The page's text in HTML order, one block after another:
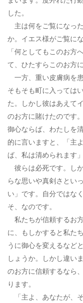
した。
主は何をご覧になっ
か。イエス様がご覧に
「何としてもこのお方
て、ひたすらこのお方
一方、重い皮膚病を
そもそも町に入っては
た。しかし彼はあえて
のお方に賭けたのです
御心ならば、わたしを
的に言いますと、「主
ば、私は清められます
彼らは必死です。し
らな思いや真剣さとい
い」です。自分ではな
そ、なのです。
私たちが信頼するお
に、もしかすると私た
うに御心を変えるなど
しょうか。しかし違い
のお方に信頼するなら
ります。
「主よ、あなたが、